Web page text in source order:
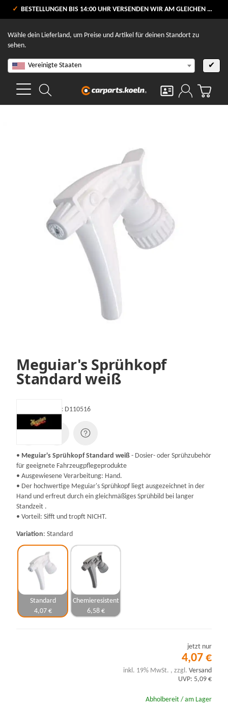
VERSANDKOSTENFREI AB 80 €
BESTELLUNGEN BIS 14:00 UHR VERSENDEN WIR AM GLEICHEN WERKTAG
Wähle dein Lieferland, um Preise und Artikel für deinen Standort zu
sehen.
Vereinigte Staaten ✔
Meguiar's Sprühkopf
Standard weiß
Artikelnummer: D110516
• Meguiar's Sprühkopf Standard weiß - Dosier- oder Sprühzubehör
für geeignete Fahrzeugpflegeprodukte
• Ausgewiesene Verarbeitung: Hand.
• Der hochwertige Meguiar's Sprühkopf liegt ausgezeichnet in der
Hand und erfreut durch ein gleichmäßiges Sprühbild bei langer
Standzeit .
• Vorteil: Sifft und tropft NICHT.
Variation Standard
Standard
4,07 €
Chemieresistent
6,58 €
jetzt nur
4,07 €
inkl. 19% MwSt. , zzgl. Versand
UVP: 5,09 €
Abholbereit / am Lager